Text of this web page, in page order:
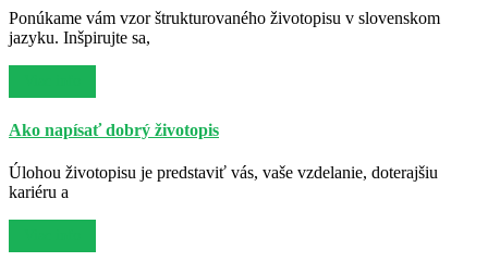
Ponúkame vám vzor štrukturovaného životopisu v slovenskom
jazyku. Inšpirujte sa,
Ako napísať dobrý životopis
Úlohou životopisu je predstaviť vás, vaše vzdelanie, doterajšiu
kariéru a